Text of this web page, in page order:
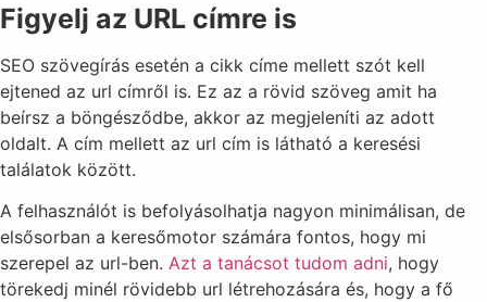
Figyelj az URL címre is
SEO szövegírás esetén a cikk címe mellett szót kell
ejtened az url címről is. Ez az a rövid szöveg amit ha
beírsz a böngésződbe, akkor az megjeleníti az adott
oldalt. A cím mellett az url cím is látható a keresési
találatok között.
A felhasználót is befolyásolhatja nagyon minimálisan, de
elsősorban a keresőmotor számára fontos, hogy mi
szerepel az url-ben. Azt a tanácsot tudom adni, hogy
törekedj minél rövidebb url létrehozására és, hogy a fő